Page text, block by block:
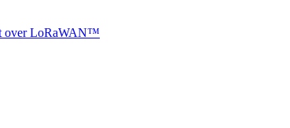
over LoRaWAN™